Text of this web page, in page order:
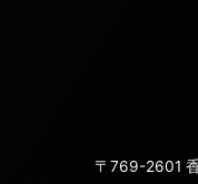
〒769-2601